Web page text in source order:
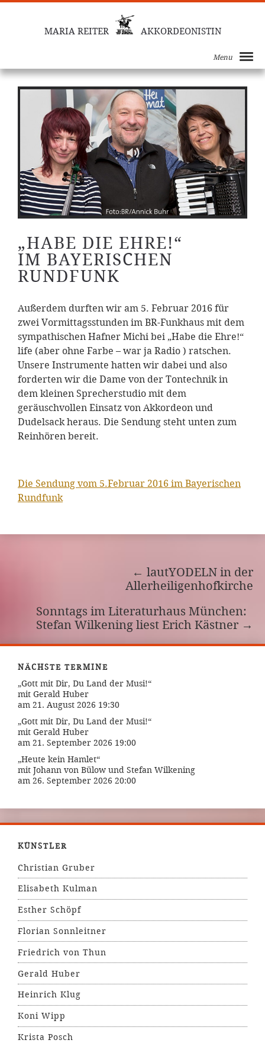
MARIA REITER AKKORDEONISTIN
Menu
„HABE DIE EHRE!“
IM BAYERISCHEN
RUNDFUNK
Außerdem durften wir am 5. Februar 2016 für
zwei Vormittagsstunden im BR-Funkhaus mit dem
sympathischen Hafner Michi bei „Habe die Ehre!“
life (aber ohne Farbe – war ja Radio ) ratschen.
Unsere Instrumente hatten wir dabei und also
forderten wir die Dame von der Tontechnik in
dem kleinen Sprecherstudio mit dem
geräuschvollen Einsatz von Akkordeon und
Dudelsack heraus. Die Sendung steht unten zum
Reinhören bereit.
Die Sendung vom 5.Februar 2016 im Bayerischen
Rundfunk
← lautYODELN in der
Allerheiligenhofkirche
Sonntags im Literaturhaus München:
Stefan Wilkening liest Erich Kästner →
NÄCHSTE TERMINE
„Gott mit Dir, Du Land der Musi!“
mit Gerald Huber
am 21. August 2026 19:30
„Gott mit Dir, Du Land der Musi!“
mit Gerald Huber
am 21. September 2026 19:00
„Heute kein Hamlet“
mit Johann von Bülow und Stefan Wilkening
am 26. September 2026 20:00
KÜNSTLER
Christian Gruber
Elisabeth Kulman
Esther Schöpf
Florian Sonnleitner
Friedrich von Thun
Gerald Huber
Heinrich Klug
Koni Wipp
Krista Posch